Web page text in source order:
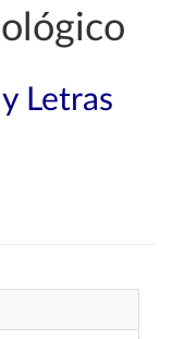
Letras